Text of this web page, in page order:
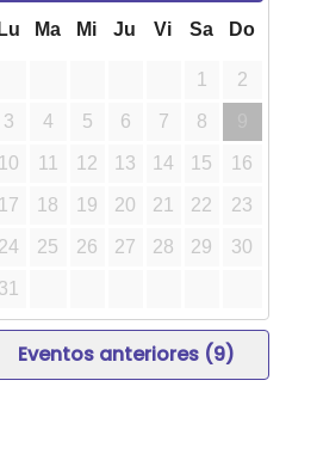
Lu Ma Mi Ju Vi Sa Do
1 2
3 4 5 6 7 8
10 11 12 13 14 15 16
17 18 19 20 21 22 23
24 25 26 27 28 29 30
31
Eventos anteriores (9)